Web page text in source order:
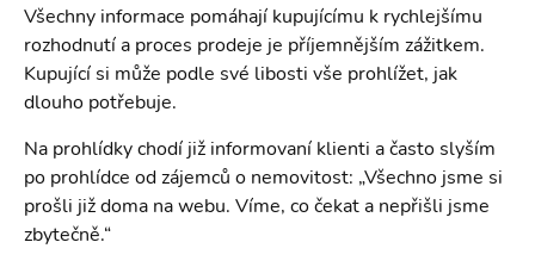
Všechny informace pomáhají kupujícímu k rychlejšímu
rozhodnutí ​a proces prodeje je příjemnějším ​zážitkem.
Kupující si může podle své libosti vše prohlížet, jak
dlouho potřebuje.
Na prohlídky chodí již informovaní klienti a často slyším
po prohlídce od zájemců o nemovitost: „Všechno jsme si
prošli již doma na webu. Víme, co čekat a nepřišli jsme
zbytečně.“